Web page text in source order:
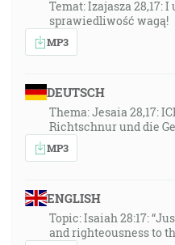
Temat: Izajasza 28,17:
sprawiedliwość wagą!
MP3
DEUTSCH
Thema: Jesaia 28,17:
Richtschnur und die
MP3
ENGLISH
Topic: Isaiah 28:17:
and righteousness to